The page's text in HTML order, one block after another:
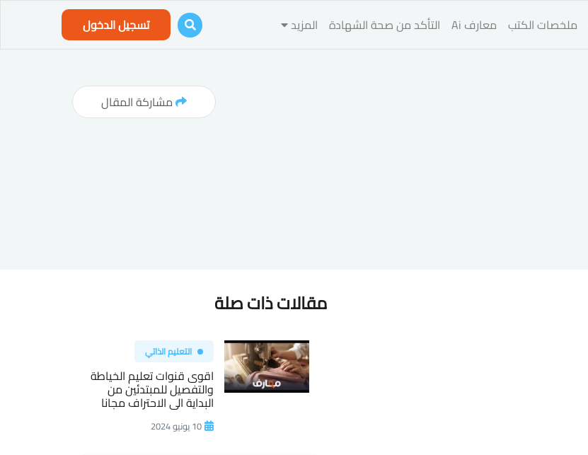
ملخصات الكتب معارف Ai التأكد من صحة الشهادة المزيد تسجيل الدخول
مشاركة المقال
مقالات ذات صلة
التعليم الذاتي
اقوى قنوات تعليم الخياطة
والتفصيل للمبتدئين من
البداية الى الاحتراف مجانا
10 يونيو 2024